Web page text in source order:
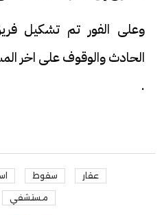
وعلى الفور تم تشكيل
الحادث والوقوف على اخر
.
عقار سقوط
مستشفي